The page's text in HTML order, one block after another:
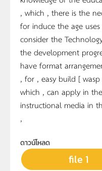
, which , there is the
for induce the age
consider the
the development
have format
, for , easy build [
which , can apply in
instructional media in
,
ดาวน์โหลด
file 1